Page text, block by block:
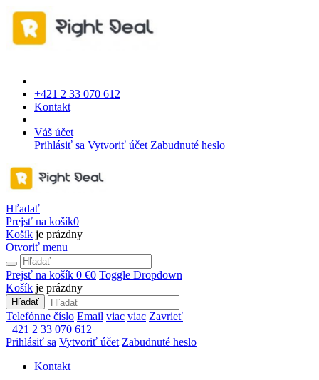
+421 2 33 070 612
Kontakt
Váš účet
Prihlásiť sa Vytvoriť účet Zabudnuté heslo
Hľadať
Prejsť na košík0
Košík je prázdny
Otvoriť menu
Prejsť na košík 0 €0 Toggle Dropdown
Košík je prázdny
Hľadať
Telefónne číslo Email viac viac Zavrieť
+421 2 33 070 612
Prihlásiť sa Vytvoriť účet Zabudnuté heslo
Kontakt